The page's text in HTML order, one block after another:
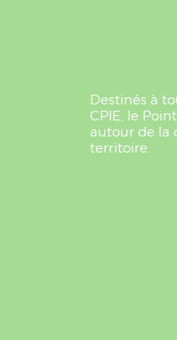
Destinés à
CPIE, le
autour de la
territoire.